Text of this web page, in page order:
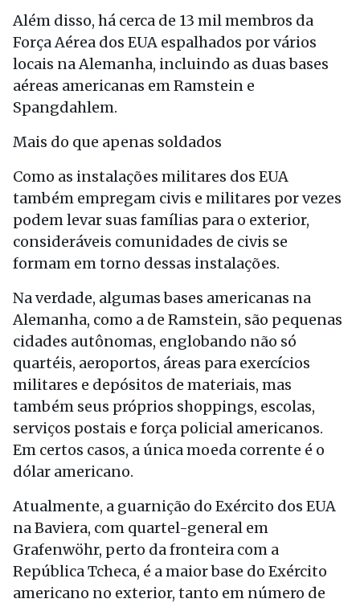
Além disso, há cerca de 13 mil membros da
Força Aérea dos EUA espalhados por vários
locais na Alemanha, incluindo as duas bases
aéreas americanas em Ramstein e
Spangdahlem.
Mais do que apenas soldados
Como as instalações militares dos EUA
também empregam civis e militares por vezes
podem levar suas famílias para o exterior,
consideráveis comunidades de civis se
formam em torno dessas instalações.
Na verdade, algumas bases americanas na
Alemanha, como a de Ramstein, são pequenas
cidades autônomas, englobando não só
quartéis, aeroportos, áreas para exercícios
militares e depósitos de materiais, mas
também seus próprios shoppings, escolas,
serviços postais e força policial americanos.
Em certos casos, a única moeda corrente é o
dólar americano.
Atualmente, a guarnição do Exército dos EUA
na Baviera, com quartel-general em
Grafenwöhr, perto da fronteira com a
República Tcheca, é a maior base do Exército
americano no exterior, tanto em número de